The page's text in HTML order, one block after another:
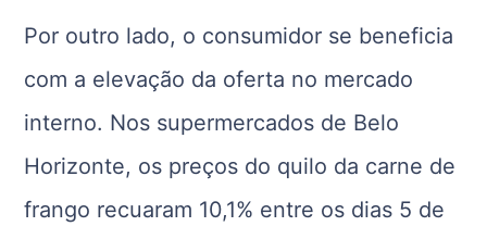
Por outro lado, o consumidor se beneficia
com a elevação da oferta no mercado
interno. Nos supermercados de Belo
Horizonte, os preços do quilo da carne de
frango recuaram 10,1% entre os dias 5 de